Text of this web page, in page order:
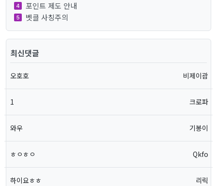
포인트 제도 안내
벳클 사칭주의
최신댓글
오호호 비제이괌
1 크로파
와우 기봉이
ㅎㅇㅎㅇ Qkfo
하이요ㅎㅎ 리릭